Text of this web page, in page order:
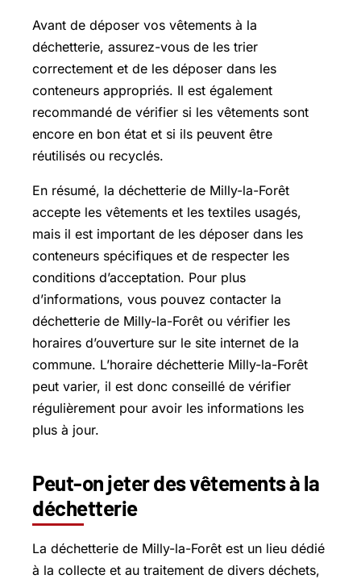
Avant de déposer vos vêtements à la
déchetterie, assurez-vous de les trier
correctement et de les déposer dans les
conteneurs appropriés. Il est également
recommandé de vérifier si les vêtements sont
encore en bon état et si ils peuvent être
réutilisés ou recyclés.
En résumé, la déchetterie de Milly-la-Forêt
accepte les vêtements et les textiles usagés,
mais il est important de les déposer dans les
conteneurs spécifiques et de respecter les
conditions d’acceptation. Pour plus
d’informations, vous pouvez contacter la
déchetterie de Milly-la-Forêt ou vérifier les
horaires d’ouverture sur le site internet de la
commune. L’horaire déchetterie Milly-la-Forêt
peut varier, il est donc conseillé de vérifier
régulièrement pour avoir les informations les
plus à jour.
Peut-on jeter des vêtements à la
déchetterie
La déchetterie de Milly-la-Forêt est un lieu dédié
à la collecte et au traitement de divers déchets,